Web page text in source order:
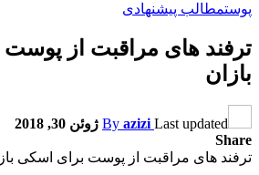
پوستمطالب پیشنهادی
ترفند های مراقبت از
بازان
By azizi Last updated
ژوئن 30, 2018
Share
ترفند های مراقبت از پوست برای اسکی